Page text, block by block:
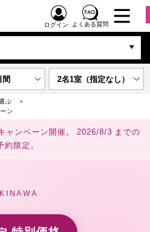
ログイン よくある質問
間 2名1室（指定なし）
ぶ
ン
ャンペーン開催。 2026/8/3 までの
約限定。